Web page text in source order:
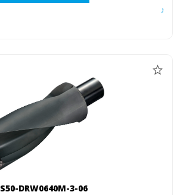
S50-DRW0640M-3-06